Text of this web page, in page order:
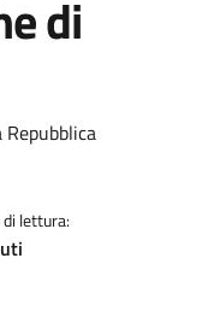
di
di lettura: